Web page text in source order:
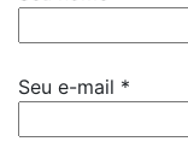
Seu e-mail *